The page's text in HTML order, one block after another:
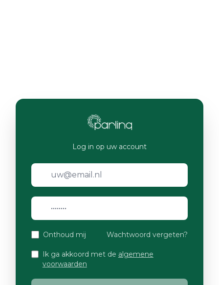
Log in op uw account
Onthoud mij Wachtwoord vergeten?
Ik ga akkoord met de algemene
voorwaarden